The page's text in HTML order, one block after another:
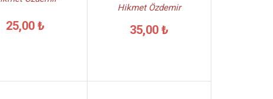
25,00 ₺
Hikmet Özdemir
35,00 ₺